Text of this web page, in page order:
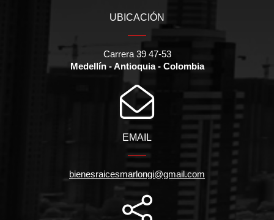
UBICACIÓN
Carrera 39 47-53
Medellín - Antioquia - Colombia
EMAIL
bienesraicesmarlongi@gmail.com